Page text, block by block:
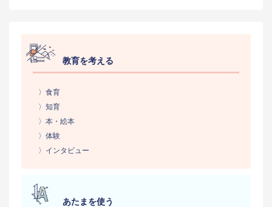
教育を考える
〉食育
〉知育
〉本・絵本
〉体験
〉インタビュー
あたまを使う